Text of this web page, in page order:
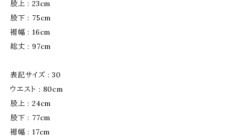
股上 : 23cm
股下 : 75cm
裾幅 : 16cm
総丈 : 97cm
表記サイズ : 30
ウエスト : 80cm
股上 : 24cm
股下 : 77cm
裾幅 : 17cm